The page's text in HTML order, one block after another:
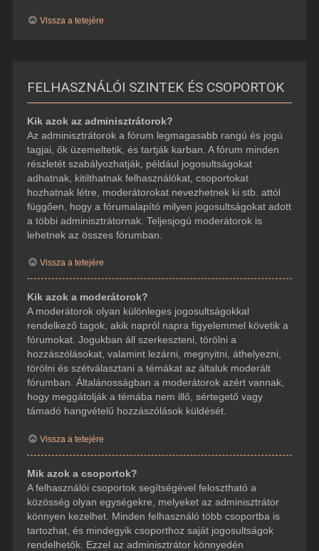
Vissza a tetejére
FELHASZNÁLÓI SZINTEK ÉS CSOPORTOK
Kik azok az adminisztrátorok?
Az adminisztrátorok a fórum legmagasabb rangú és jogú
tagjai, ők üzemeltetik, és tartják karban. A fórum minden
részletét szabályozhatják, például jogosultságokat
adhatnak, kitilthatnak felhasználókat, csoportokat
hozhatnak létre, moderátorokat nevezhetnek ki stb. attól
függően, hogy a fórumalapító milyen jogosultságokat adott
a többi adminisztrátornak. Teljesjogú moderátorok is
lehetnek az összes fórumban.
Vissza a tetejére
Kik azok a moderátorok?
A moderátorok olyan különleges jogosultságokkal
rendelkező tagok, akik napról napra figyelemmel követik a
fórumokat. Jogukban áll szerkeszteni, törölni a
hozzászólásokat, valamint lezárni, megnyitni, áthelyezni,
törölni és szétválasztani a témákat az általuk moderált
fórumban. Általánosságban a moderátorok azért vannak,
hogy meggátolják a témába nem illő, sértegető vagy
támadó hangvételű hozzászólások küldését.
Vissza a tetejére
Mik azok a csoportok?
A felhasználói csoportok segítségével felosztható a
közösség olyan egységekre, melyeket az adminisztrátor
könnyen kezelhet. Minden felhasználó több csoportba is
tartozhat, és mindegyik csoporthoz saját jogosultságok
rendelhetők. Ezzel az adminisztrátor könnyedén